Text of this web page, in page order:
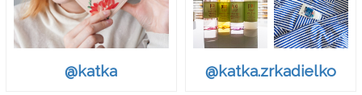
@katka @katka.zrkadielko